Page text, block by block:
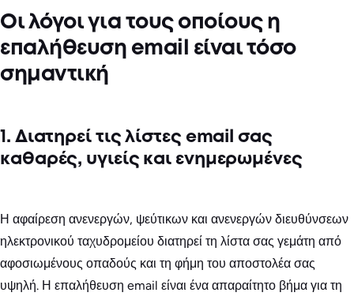
Οι λόγοι για τους οποίους η
επαλήθευση email είναι τόσο
σημαντική
1. Διατηρεί τις λίστες email σας
καθαρές, υγιείς και ενημερωμένες
Η αφαίρεση ανενεργών, ψεύτικων και ανενεργών διευθύνσεων
ηλεκτρονικού ταχυδρομείου διατηρεί τη λίστα σας γεμάτη από
αφοσιωμένους οπαδούς και τη φήμη του αποστολέα σας
υψηλή. Η επαλήθευση email είναι ένα απαραίτητο βήμα για τη